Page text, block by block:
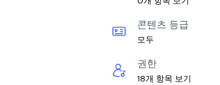
콘텐츠 등급
모두
권한
18개 항목 보기